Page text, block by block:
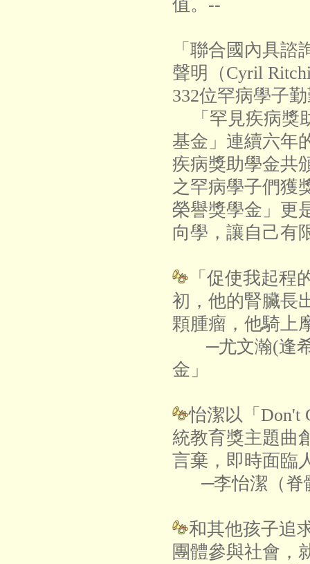
值。--
「聯合國內具
聲明（Cyril
332位罕病學子
「罕見疾病獎
基金」連續六年
疾病獎助學金共
之罕病學子們獲
榮譽獎學金」更
向學，讓自己有
「促使我起
初，他的腎臟長
顆腫瘤，他騎上
─尤文瀚(逢
金」
怡潔以「Don't
統教育獎主題曲
言棄，即時面臨
─李怡潔（脊
和其他孩子追
團體參與社會，